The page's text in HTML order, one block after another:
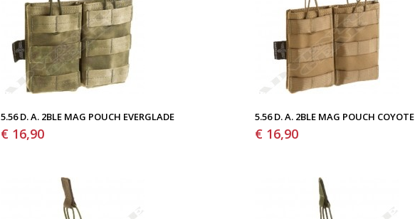
5.56 D. A. 2BLE MAG POUCH EVERGLADE
€ 16,90
5.56 D. A. 2BLE MAG POUCH COYOTE
€ 16,90